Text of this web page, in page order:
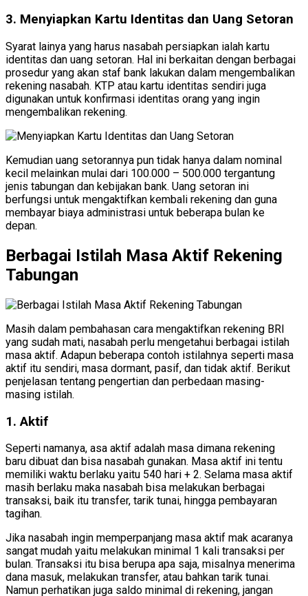
3. Menyiapkan Kartu Identitas dan Uang Setoran
Syarat lainya yang harus nasabah persiapkan ialah kartu
identitas dan uang setoran. Hal ini berkaitan dengan berbagai
prosedur yang akan staf bank lakukan dalam mengembalikan
rekening nasabah. KTP atau kartu identitas sendiri juga
digunakan untuk konfirmasi identitas orang yang ingin
mengembalikan rekening.
Kemudian uang setorannya pun tidak hanya dalam nominal
kecil melainkan mulai dari 100.000 – 500.000 tergantung
jenis tabungan dan kebijakan bank. Uang setoran ini
berfungsi untuk mengaktifkan kembali rekening dan guna
membayar biaya administrasi untuk beberapa bulan ke
depan.
Berbagai Istilah Masa Aktif Rekening
Tabungan
Masih dalam pembahasan cara mengaktifkan rekening BRI
yang sudah mati, nasabah perlu mengetahui berbagai istilah
masa aktif. Adapun beberapa contoh istilahnya seperti masa
aktif itu sendiri, masa dormant, pasif, dan tidak aktif. Berikut
penjelasan tentang pengertian dan perbedaan masing-
masing istilah.
1. Aktif
Seperti namanya, asa aktif adalah masa dimana rekening
baru dibuat dan bisa nasabah gunakan. Masa aktif ini tentu
memiliki waktu berlaku yaitu 540 hari + 2. Selama masa aktif
masih berlaku maka nasabah bisa melakukan berbagai
transaksi, baik itu transfer, tarik tunai, hingga pembayaran
tagihan.
Jika nasabah ingin memperpanjang masa aktif mak acaranya
sangat mudah yaitu melakukan minimal 1 kali transaksi per
bulan. Transaksi itu bisa berupa apa saja, misalnya menerima
dana masuk, melakukan transfer, atau bahkan tarik tunai.
Namun perhatikan juga saldo minimal di rekening, jangan